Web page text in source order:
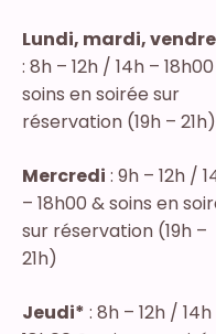
Lundi, mardi,
: 8h – 12h / 14h –
soins en soirée sur
réservation (19h – 21h)
Mercredi : 9h – 12h /
– 18h00 & soins en
sur réservation (19h –
21h)
Jeudi* : 8h – 12h / 14h